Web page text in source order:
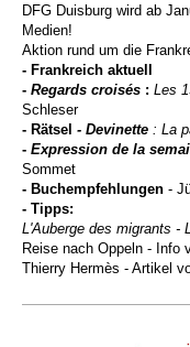
DFG Duisburg wird ab
Medien!
Aktion rund um die
- Frankreich aktuell
- Regards croisés : Les
Schleser
- Rätsel - Devinette : La
- Expression de la
Sommet
- Buchempfehlungen -
- Tipps:
L'Auberge des migrants -
Reise nach Oppeln - Info
Thierry Hermès - Artikel